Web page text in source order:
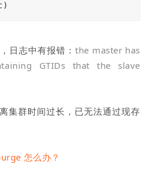
日志中有报错：the master has
GTIDs that the slave
集群时间过长，已无法通过现存
怎么办？